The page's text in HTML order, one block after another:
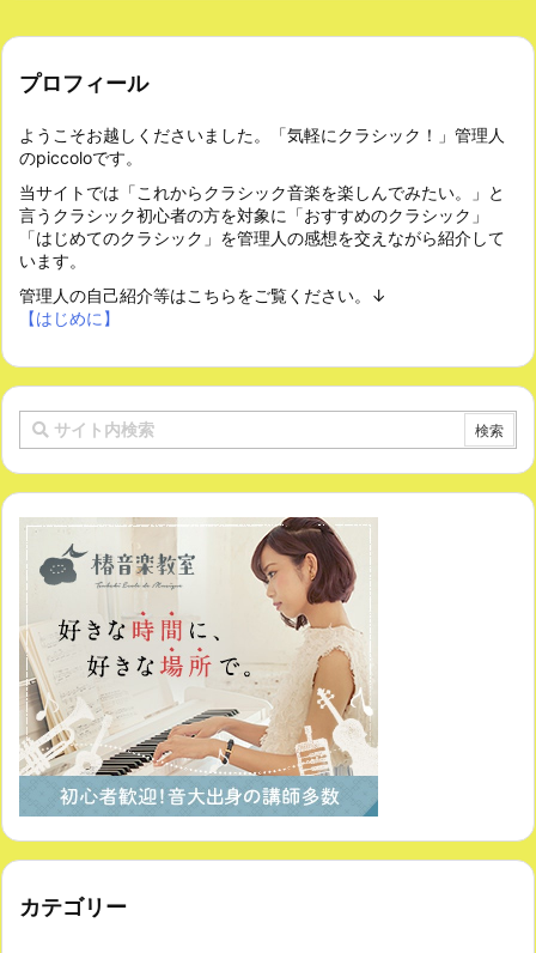
プロフィール
ようこそお越しくださいました。「気軽にクラシック！」管理人
のpiccoloです。
当サイトでは「これからクラシック音楽を楽しんでみたい。」と
言うクラシック初心者の方を対象に「おすすめのクラシック」
「はじめてのクラシック」を管理人の感想を交えながら紹介して
います。
管理人の自己紹介等はこちらをご覧ください。↓
【はじめに】
カテゴリー